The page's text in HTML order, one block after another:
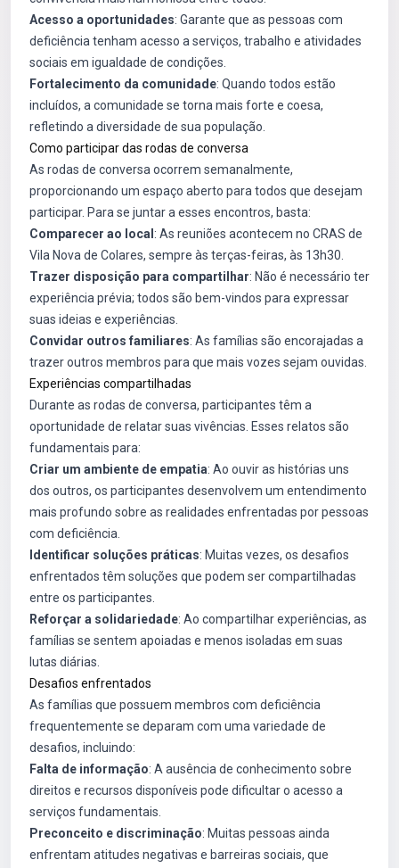
Acesso a oportunidades: Garante que as pessoas com
deficiência tenham acesso a serviços, trabalho e atividades
sociais em igualdade de condições.
Fortalecimento da comunidade: Quando todos estão
incluídos, a comunidade se torna mais forte e coesa,
refletindo a diversidade de sua população.
Como participar das rodas de conversa
As rodas de conversa ocorrem semanalmente,
proporcionando um espaço aberto para todos que desejam
participar. Para se juntar a esses encontros, basta:
Comparecer ao local : As reuniões acontecem no CRAS de
Vila Nova de Colares, sempre às terças-feiras, às 13h30.
Trazer disposição para compartilhar: Não é necessário ter
experiência prévia; todos são bem-vindos para expressar
suas ideias e experiências.
Convidar outros familiares: As famílias são encorajadas a
trazer outros membros para que mais vozes sejam ouvidas.
Experiências compartilhadas
Durante as rodas de conversa, participantes têm a
oportunidade de relatar suas vivências. Esses relatos são
fundamentais para:
Criar um ambiente de empatia: Ao ouvir as histórias uns
dos outros, os participantes desenvolvem um entendimento
mais profundo sobre as realidades enfrentadas por pessoas
com deficiência.
Identificar soluções práticas: Muitas vezes, os desafios
enfrentados têm soluções que podem ser compartilhadas
entre os participantes.
Reforçar a solidariedade: Ao compartilhar experiências, as
famílias se sentem apoiadas e menos isoladas em suas
lutas diárias.
Desafios enfrentados
As famílias que possuem membros com deficiência
frequentemente se deparam com uma variedade de
desafios, incluindo:
Falta de informação: A ausência de conhecimento sobre
direitos e recursos disponíveis pode dificultar o acesso a
serviços fundamentais.
Preconceito e discriminação: Muitas pessoas ainda
enfrentam atitudes negativas e barreiras sociais, que